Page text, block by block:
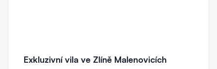
Exkluzivní vila ve Zlíně Malenovicích